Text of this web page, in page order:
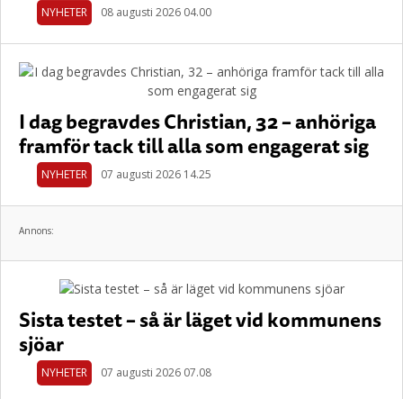
NYHETER 08 augusti 2026 04.00
I dag begravdes Christian, 32 – anhöriga
framför tack till alla som engagerat sig
NYHETER 07 augusti 2026 14.25
Annons:
Sista testet – så är läget vid kommunens
sjöar
NYHETER 07 augusti 2026 07.08